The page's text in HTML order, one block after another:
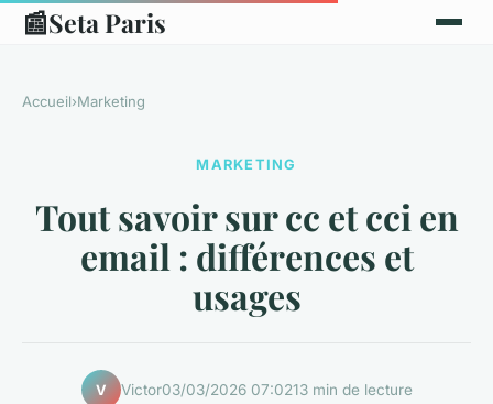
📰Seta Paris
Accueil›Marketing
MARKETING
Tout savoir sur cc et cci en
email : différences et
usages
V Victor03/03/2026 07:0213 min de lecture